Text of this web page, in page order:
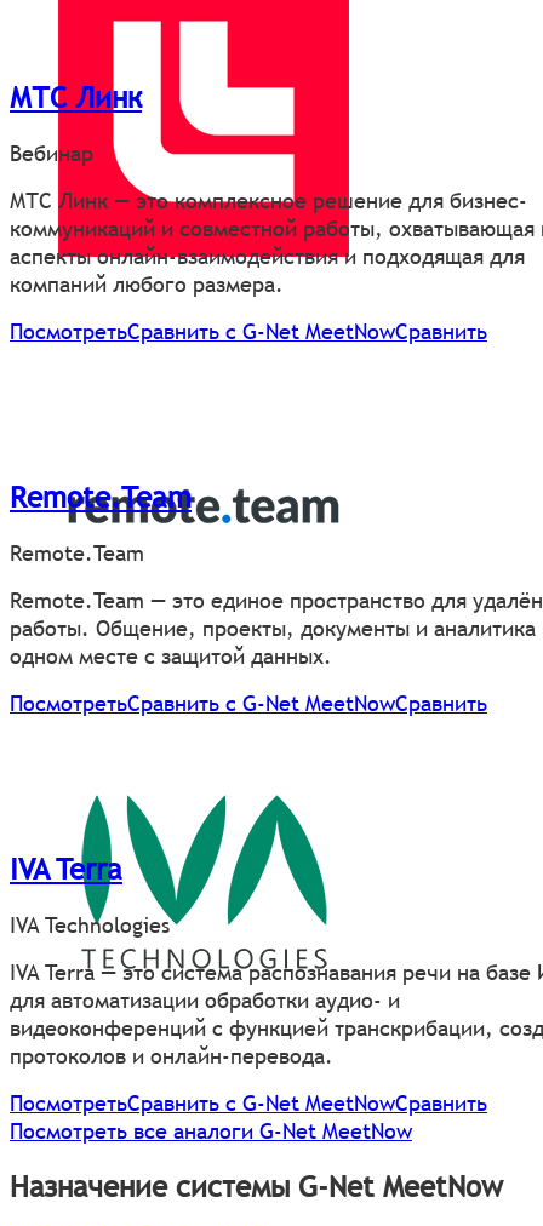
МТС Линк
Вебинар
МТС Линк — это комплексное решение для бизнес-
коммуникаций и совместной работы, охватывающая
аспекты онлайн-взаимодействия и подходящая для
компаний любого размера.
ПосмотретьСравнить с G-Net MeetNowСравнить
Remote.Team
Remote.Team
Remote.Team — это единое пространство для
работы. Общение, проекты, документы и аналитика
одном месте с защитой данных.
ПосмотретьСравнить с G-Net MeetNowСравнить
IVA Terra
IVA Technologies
IVA Terra — это система распознавания речи на базе
для автоматизации обработки аудио- и
видеоконференций с функцией транскрибации,
протоколов и онлайн-перевода.
ПосмотретьСравнить с G-Net MeetNowСравнить
Посмотреть все аналоги G-Net MeetNow
Назначение системы G-Net MeetNow